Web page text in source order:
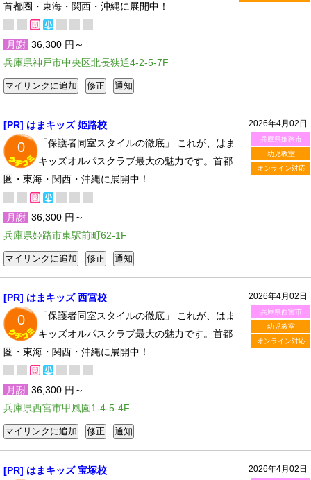
首都圏・東海・関西・沖縄に展開中！
月謝 36,300 円～
兵庫県神戸市中央区北長狭通4-2-5-7F
2026年4月02日
兵庫県姫路市
幼児教室
オンライン対応
[PR] はまキッズ 姫路校
0
「保護者同室スタイルの徹底」 これが、はま
キッズオルパスクラブ最大の魅力です。首都
圏・東海・関西・沖縄に展開中！
月謝 36,300 円～
兵庫県姫路市東駅前町62-1F
2026年4月02日
兵庫県西宮市
幼児教室
オンライン対応
[PR] はまキッズ 西宮校
0
「保護者同室スタイルの徹底」 これが、はま
キッズオルパスクラブ最大の魅力です。首都
圏・東海・関西・沖縄に展開中！
月謝 36,300 円～
兵庫県西宮市甲風園1-4-5-4F
2026年4月02日
[PR] はまキッズ 宝塚校